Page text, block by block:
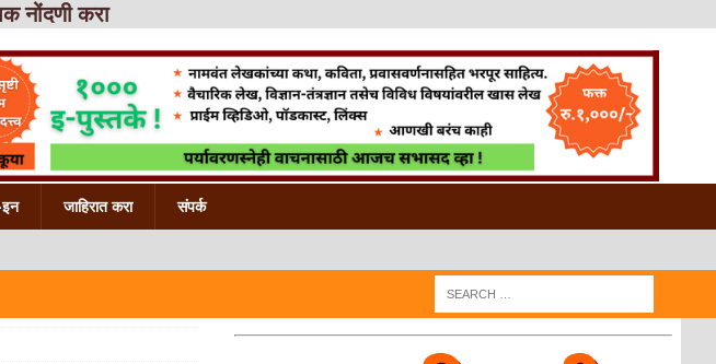
नोंदणी करा
इन जाहिरात करा संपर्क